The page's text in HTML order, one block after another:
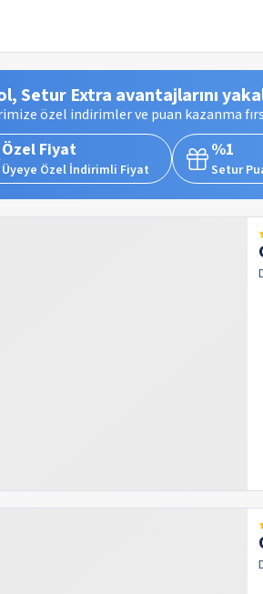
Setur Extra avantajlarını
özel indirimler ve puan kazanma
Özel Fiyat
Üyeye Özel İndirimli Fiyat
%1
Setur